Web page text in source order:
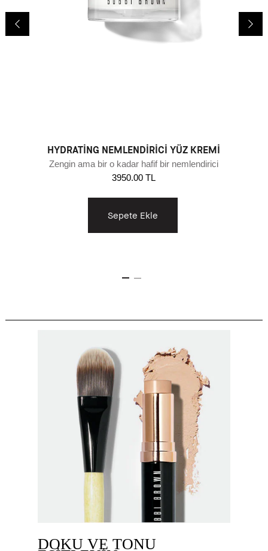
HYDRATING NEMLENDIRICI YÜZ KREMI
Zengin ama bir o kadar hafif bir nemlendirici
3950.00 TL
Sepete Ekle
DOKU VE TONU